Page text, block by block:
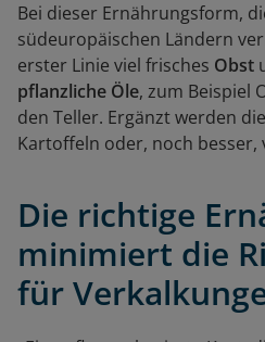
Bei dieser Ernährungsform,
südeuropäischen Ländern
erster Linie viel frisches Obst
pflanzliche Öle, zum Beispiel
den Teller. Ergänzt werden
Kartoffeln oder, noch besser,
Die richtige
minimiert die
für